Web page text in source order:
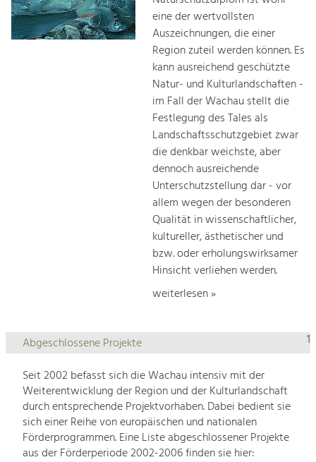
eine der wertvollsten
Auszeichnungen, die einer
Region zuteil werden können. Es
kann ausreichend geschützte
Natur- und Kulturlandschaften -
im Fall der Wachau stellt die
Festlegung des Tales als
Landschaftsschutzgebiet zwar
die denkbar weichste, aber
dennoch ausreichende
Unterschutzstellung dar - vor
allem wegen der besonderen
Qualität in wissenschaftlicher,
kultureller, ästhetischer und
bzw. oder erholungswirksamer
Hinsicht verliehen werden.
weiterlesen »
1
Abgeschlossene Projekte
Seit 2002 befasst sich die Wachau intensiv mit der
Weiterentwicklung der Region und der Kulturlandschaft
durch entsprechende Projektvorhaben. Dabei bedient sie
sich einer Reihe von europäischen und nationalen
Förderprogrammen. Eine Liste abgeschlossener Projekte
aus der Förderperiode 2002-2006 finden sie hier: